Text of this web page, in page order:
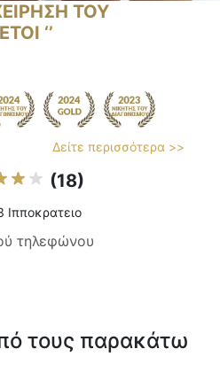
ΤΟΥ
‘’
Δείτε περισσότερα >>
(18)
τηλεφώνου
τους παρακάτω